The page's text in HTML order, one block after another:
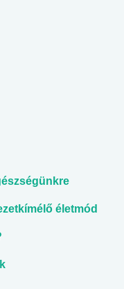
életmód